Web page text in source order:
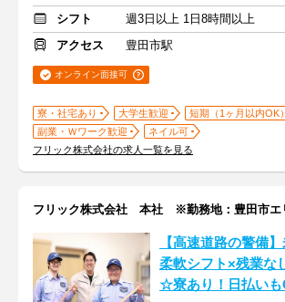
シフト
週3日以上 1日8時間以上
アクセス
豊田市駅
オンライン面接可
寮・社宅あり 大学生歓迎
短期（1ヶ月以内OK）
副業・Ｗワーク歓迎
ネイル可
フリック株式会社の求人一覧を見る
フリック株式会社 本社 ※勤務地：豊田市エ
【高速道路の警備
柔軟シフト×残業な
☆寮あり！日払いも